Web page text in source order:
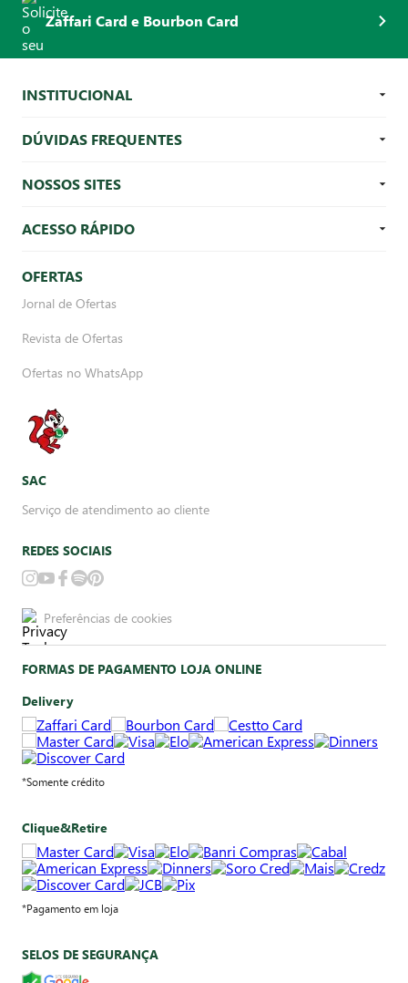
Zaffari Card e Bourbon Card
INSTITUCIONAL
DÚVIDAS FREQUENTES
NOSSOS SITES
ACESSO RÁPIDO
OFERTAS
Jornal de Ofertas
Revista de Ofertas
Ofertas no WhatsApp
SAC
Serviço de atendimento ao cliente
REDES SOCIAIS
Preferências de cookies
FORMAS DE PAGAMENTO LOJA ONLINE
Delivery
*Somente crédito
Clique&Retire
*Pagamento em loja
SELOS DE SEGURANÇA